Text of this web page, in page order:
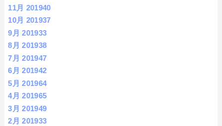
11月 201940
10月 201937
9月 201933
8月 201938
7月 201947
6月 201942
5月 201964
4月 201965
3月 201949
2月 201933